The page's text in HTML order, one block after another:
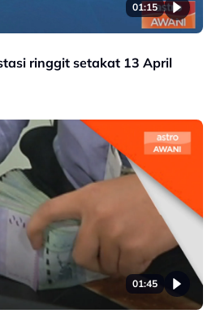
01:15
ringgit setakat 13 April
01:45